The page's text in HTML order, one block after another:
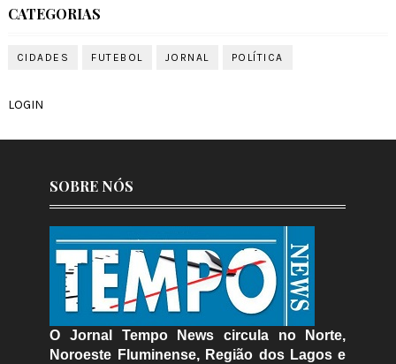
CATEGORIAS
CIDADES FUTEBOL JORNAL POLÍTICA
LOGIN
SOBRE NÓS
O Jornal Tempo News circula no Norte,
Noroeste Fluminense, Região dos Lagos e